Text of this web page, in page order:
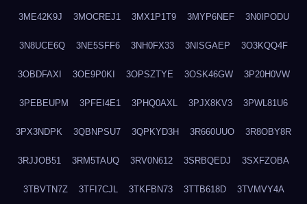
3ME42K9J 3MOCREJ1 3MX1P1T9 3MYP6NEF 3N0IPODU
3N8UCE6Q 3NE5SFF6 3NH0FX33 3NISGAEP 3O3KQQ4F
3OBDFAXI 3OE9P0KI 3OPSZTYE 3OSK46GW 3P20H0VW
3PEBEUPM 3PFEI4E1 3PHQ0AXL 3PJX8KV3 3PWL81U6
3PX3NDPK 3QBNPSU7 3QPKYD3H 3R660UUO 3R8OBY8R
3RJJOB51 3RM5TAUQ 3RV0N612 3SRBQEDJ 3SXFZOBA
3TBVTN7Z 3TFI7CJL 3TKFBN73 3TTB618D 3TVMVY4A